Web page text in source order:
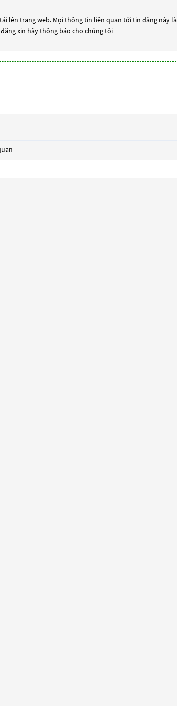
lên trang web. Mọi thông tin liên quan tới tin đăng này là
xin hãy thông báo cho chúng tôi